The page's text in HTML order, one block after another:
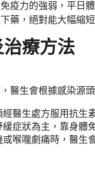
疫力的強弱，平日
藥，絕對能大幅縮
療方法​
醫生會根據感染源頭
醫生處方服用抗生
症狀為主，靠身體
喉嚨劇痛時，醫生